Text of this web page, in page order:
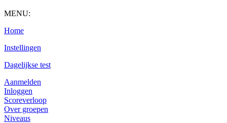
MENU:
Home
Instellingen
Dagelijkse test
Aanmelden
Inloggen
Scoreverloop
Over groepen
Niveaus